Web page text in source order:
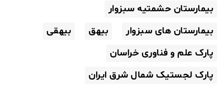
بیمارستان حشمتیه سبزوار
بیمارستان های سبزوار
بیهق
بیهقی
پارک علم و فناوری خراسان
پارک لجستیک شمال شرق ایران